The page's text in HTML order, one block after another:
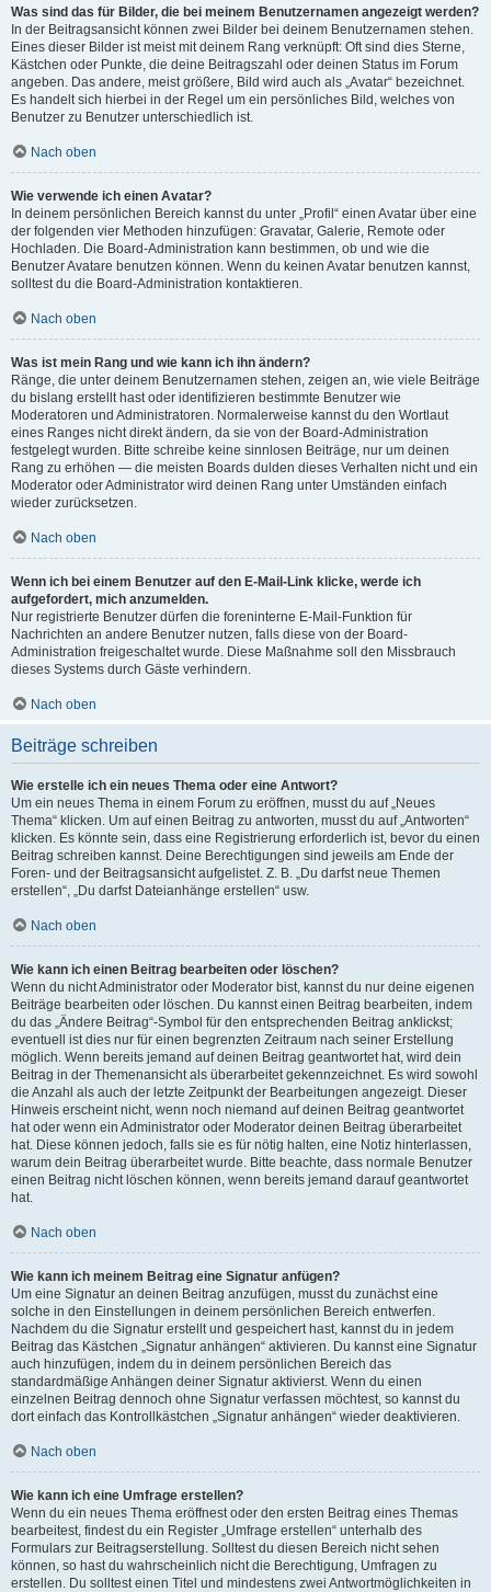
Was sind das für Bilder, die bei meinem Benutzernamen angezeigt werden?
In der Beitragsansicht können zwei Bilder bei deinem Benutzernamen stehen.
Eines dieser Bilder ist meist mit deinem Rang verknüpft: Oft sind dies Sterne,
Kästchen oder Punkte, die deine Beitragszahl oder deinen Status im Forum
angeben. Das andere, meist größere, Bild wird auch als „Avatar“ bezeichnet.
Es handelt sich hierbei in der Regel um ein persönliches Bild, welches von
Benutzer zu Benutzer unterschiedlich ist.
Nach oben
Wie verwende ich einen Avatar?
In deinem persönlichen Bereich kannst du unter „Profil“ einen Avatar über eine
der folgenden vier Methoden hinzufügen: Gravatar, Galerie, Remote oder
Hochladen. Die Board-Administration kann bestimmen, ob und wie die
Benutzer Avatare benutzen können. Wenn du keinen Avatar benutzen kannst,
solltest du die Board-Administration kontaktieren.
Nach oben
Was ist mein Rang und wie kann ich ihn ändern?
Ränge, die unter deinem Benutzernamen stehen, zeigen an, wie viele Beiträge
du bislang erstellt hast oder identifizieren bestimmte Benutzer wie
Moderatoren und Administratoren. Normalerweise kannst du den Wortlaut
eines Ranges nicht direkt ändern, da sie von der Board-Administration
festgelegt wurden. Bitte schreibe keine sinnlosen Beiträge, nur um deinen
Rang zu erhöhen — die meisten Boards dulden dieses Verhalten nicht und ein
Moderator oder Administrator wird deinen Rang unter Umständen einfach
wieder zurücksetzen.
Nach oben
Wenn ich bei einem Benutzer auf den E-Mail-Link klicke, werde ich
aufgefordert, mich anzumelden.
Nur registrierte Benutzer dürfen die foreninterne E-Mail-Funktion für
Nachrichten an andere Benutzer nutzen, falls diese von der Board-
Administration freigeschaltet wurde. Diese Maßnahme soll den Missbrauch
dieses Systems durch Gäste verhindern.
Nach oben
Beiträge schreiben
Wie erstelle ich ein neues Thema oder eine Antwort?
Um ein neues Thema in einem Forum zu eröffnen, musst du auf „Neues
Thema“ klicken. Um auf einen Beitrag zu antworten, musst du auf „Antworten“
klicken. Es könnte sein, dass eine Registrierung erforderlich ist, bevor du einen
Beitrag schreiben kannst. Deine Berechtigungen sind jeweils am Ende der
Foren- und der Beitragsansicht aufgelistet. Z. B. „Du darfst neue Themen
erstellen“, „Du darfst Dateianhänge erstellen“ usw.
Nach oben
Wie kann ich einen Beitrag bearbeiten oder löschen?
Wenn du nicht Administrator oder Moderator bist, kannst du nur deine eigenen
Beiträge bearbeiten oder löschen. Du kannst einen Beitrag bearbeiten, indem
du das „Ändere Beitrag“-Symbol für den entsprechenden Beitrag anklickst;
eventuell ist dies nur für einen begrenzten Zeitraum nach seiner Erstellung
möglich. Wenn bereits jemand auf deinen Beitrag geantwortet hat, wird dein
Beitrag in der Themenansicht als überarbeitet gekennzeichnet. Es wird sowohl
die Anzahl als auch der letzte Zeitpunkt der Bearbeitungen angezeigt. Dieser
Hinweis erscheint nicht, wenn noch niemand auf deinen Beitrag geantwortet
hat oder wenn ein Administrator oder Moderator deinen Beitrag überarbeitet
hat. Diese können jedoch, falls sie es für nötig halten, eine Notiz hinterlassen,
warum dein Beitrag überarbeitet wurde. Bitte beachte, dass normale Benutzer
einen Beitrag nicht löschen können, wenn bereits jemand darauf geantwortet
hat.
Nach oben
Wie kann ich meinem Beitrag eine Signatur anfügen?
Um eine Signatur an deinen Beitrag anzufügen, musst du zunächst eine
solche in den Einstellungen in deinem persönlichen Bereich entwerfen.
Nachdem du die Signatur erstellt und gespeichert hast, kannst du in jedem
Beitrag das Kästchen „Signatur anhängen“ aktivieren. Du kannst eine Signatur
auch hinzufügen, indem du in deinem persönlichen Bereich das
standardmäßige Anhängen deiner Signatur aktivierst. Wenn du einen
einzelnen Beitrag dennoch ohne Signatur verfassen möchtest, so kannst du
dort einfach das Kontrollkästchen „Signatur anhängen“ wieder deaktivieren.
Nach oben
Wie kann ich eine Umfrage erstellen?
Wenn du ein neues Thema eröffnest oder den ersten Beitrag eines Themas
bearbeitest, findest du ein Register „Umfrage erstellen“ unterhalb des
Formulars zur Beitragserstellung. Solltest du diesen Bereich nicht sehen
können, so hast du wahrscheinlich nicht die Berechtigung, Umfragen zu
erstellen. Du solltest einen Titel und mindestens zwei Antwortmöglichkeiten in